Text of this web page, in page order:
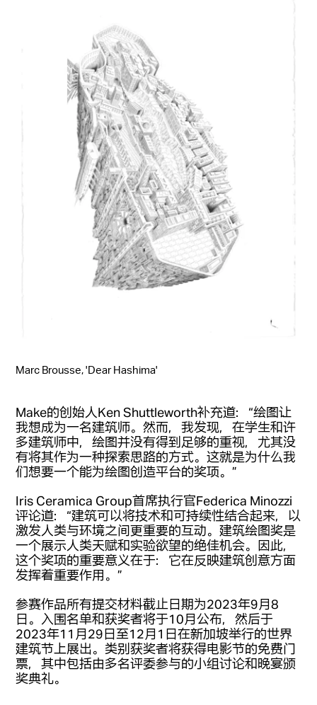
Marc Brousse, 'Dear Hashima'
Make的创始人Ken Shuttleworth补充道：“绘图让
我想成为一名建筑师。然而，我发现，在学生和许
多建筑师中，绘图并没有得到足够的重视，尤其没
有将其作为一种探索思路的方式。这就是为什么我
们想要一个能为绘图创造平台的奖项。”
Iris Ceramica Group首席执行官Federica Minozzi
评论道：“建筑可以将技术和可持续性结合起来，以
激发人类与环境之间更重要的互动。建筑绘图奖是
一个展示人类天赋和实验欲望的绝佳机会。因此，
这个奖项的重要意义在于：它在反映建筑创意方面
发挥着重要作用。”
参赛作品所有提交材料截止日期为2023年9月8
日。入围名单和获奖者将于10月公布，然后于
2023年11月29日至12月1日在新加坡举行的世界
建筑节上展出。类别获奖者将获得电影节的免费门
票，其中包括由多名评委参与的小组讨论和晚宴颁
奖典礼。